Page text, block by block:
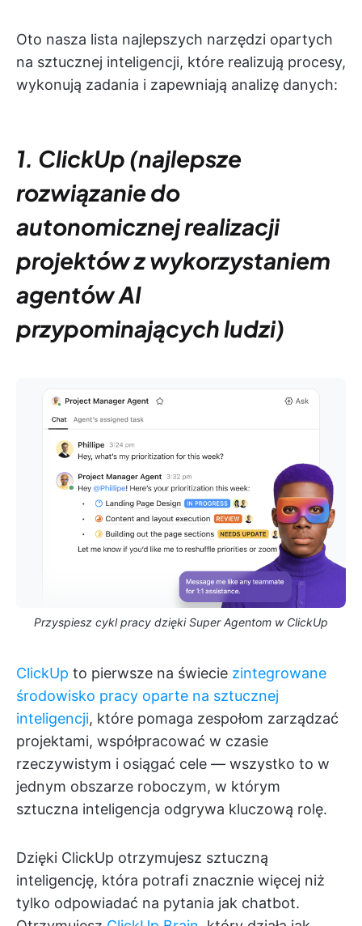
Oto nasza lista najlepszych narzędzi opartych
na sztucznej inteligencji, które realizują procesy,
wykonują zadania i zapewniają analizę danych:
1. ClickUp (najlepsze
rozwiązanie do
autonomicznej realizacji
projektów z wykorzystaniem
agentów AI
przypominających ludzi)
Przyspiesz cykl pracy dzięki Super Agentom w ClickUp
ClickUp to pierwsze na świecie zintegrowane
środowisko pracy oparte na sztucznej
inteligencji, które pomaga zespołom zarządzać
projektami, współpracować w czasie
rzeczywistym i osiągać cele — wszystko to w
jednym obszarze roboczym, w którym
sztuczna inteligencja odgrywa kluczową rolę.
Dzięki ClickUp otrzymujesz sztuczną
inteligencję, która potrafi znacznie więcej niż
tylko odpowiadać na pytania jak chatbot.